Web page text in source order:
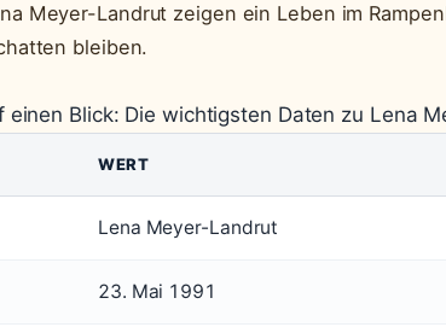
Meyer-Landrut zeigen ein Leben im
bleiben.
einen Blick: Die wichtigsten Daten zu Lena
WERT
Lena Meyer-Landrut
23. Mai 1991